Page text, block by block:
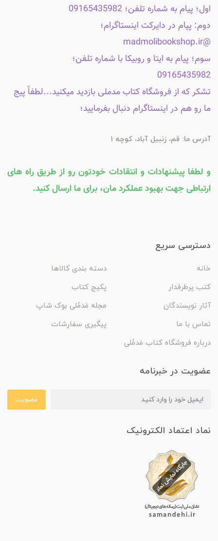
اول؛ پیام به شماره تلفن؛ 09165435982
دوم: پیام در دایرکت اینستاگرام؛
@madmolibookshop.ir
سوم؛ پیام به ایتا و روبیکا با شماره تلفن؛
09165435982
تشکر که از فروشگاه کتاب مدملی بازدید میکنید...لطفاً پیج
ما رو هم در اینستاگرام دنبال بفرمایید؛
آدرس ما: قم، زنبیل آباد، کوچه 1
و لطفا پیشنهادات و انتقادات خودتون رو از طریق راه های
ارتباطی جهت بهبود عملکرد مان، برای ما ارسال کنید.
دسترسی سریع
خانه
دسته بندی کالاها
کتب پرطرفدار
پکیج کتاب
آثار نویسندگان
مجله مَدمُلی بوک شاپ
تماس با ما
پیگیری سفارشات
درباره فروشگاه کتاب مَدمُلی
عضویت در خبرنامه
عضویت
نماد اعتماد الکترونیک